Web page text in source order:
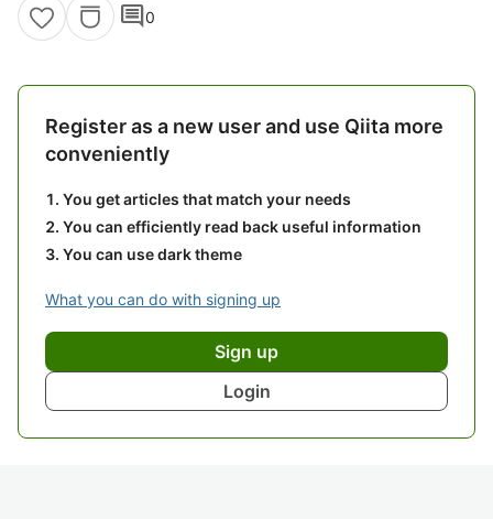
comment0
Register as a new user and use Qiita more
conveniently
You get articles that match your needs
You can efficiently read back useful information
You can use dark theme
What you can do with signing up
Sign up
Login